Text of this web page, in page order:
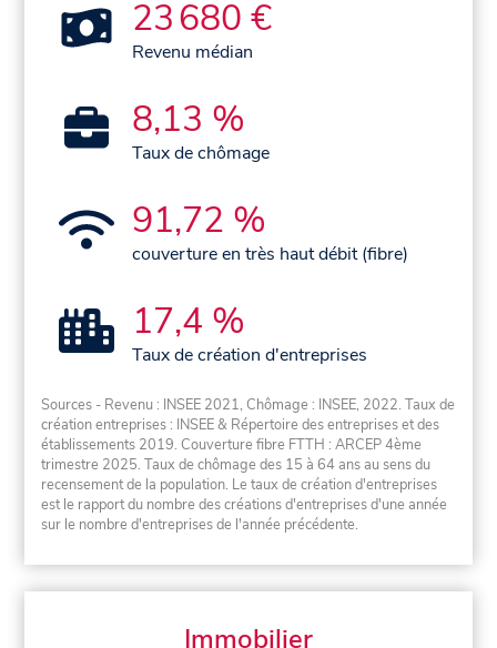
23 680 €
Revenu médian
8,13 %
Taux de chômage
91,72 %
couverture en très haut débit (fibre)
17,4 %
Taux de création d'entreprises
Sources - Revenu : INSEE 2021, Chômage : INSEE, 2022. Taux de
création entreprises : INSEE & Répertoire des entreprises et des
établissements 2019. Couverture fibre FTTH : ARCEP 4ème
trimestre 2025. Taux de chômage des 15 à 64 ans au sens du
recensement de la population. Le taux de création d'entreprises
est le rapport du nombre des créations d'entreprises d'une année
sur le nombre d'entreprises de l'année précédente.
Immobilier